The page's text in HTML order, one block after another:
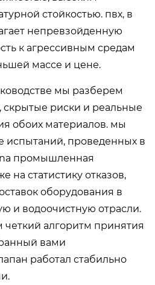
стойкостью. пвх, в
непревзойденную
к агрессивным средам
массе и цене.
мы разберем
скрытые риски и реальные
обоих материалов. мы
испытаний, проведенных в
промышленная
на статистику отказов,
оборудования в
и водоочистную отрасли.
алгоритм принятия
вами
работал стабильно